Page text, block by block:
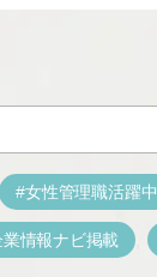
女性管理職活躍中
情報ナビ掲載